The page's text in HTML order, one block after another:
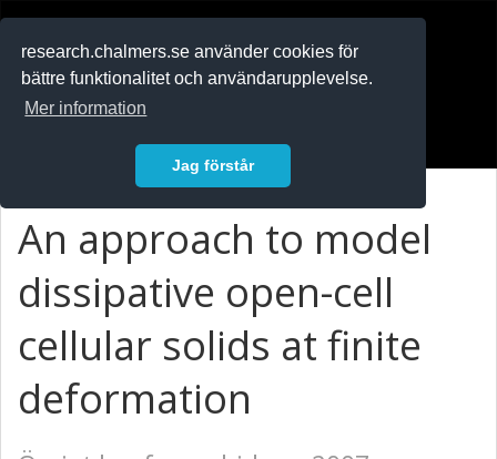
research.chalmers.se använder cookies för
bättre funktionalitet och användarupplevelse.
Mer information
Jag förstår
An approach to model
dissipative open-cell
cellular solids at finite
deformation